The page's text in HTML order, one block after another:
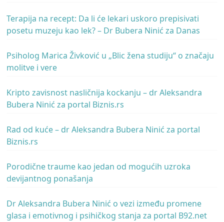
Terapija na recept: Da li će lekari uskoro prepisivati
posetu muzeju kao lek? – Dr Bubera Ninić za Danas
Psiholog Marica Živković u „Blic žena studiju“ o značaju
molitve i vere
Kripto zavisnost nasličnija kockanju – dr Aleksandra
Bubera Ninić za portal Biznis.rs
Rad od kuće – dr Aleksandra Bubera Ninić za portal
Biznis.rs
Porodične traume kao jedan od mogućih uzroka
devijantnog ponašanja
Dr Aleksandra Bubera Ninić o vezi između promene
glasa i emotivnog i psihičkog stanja za portal B92.net